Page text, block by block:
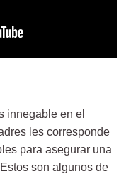
innegable en el
les corresponde
para asegurar una
son algunos de